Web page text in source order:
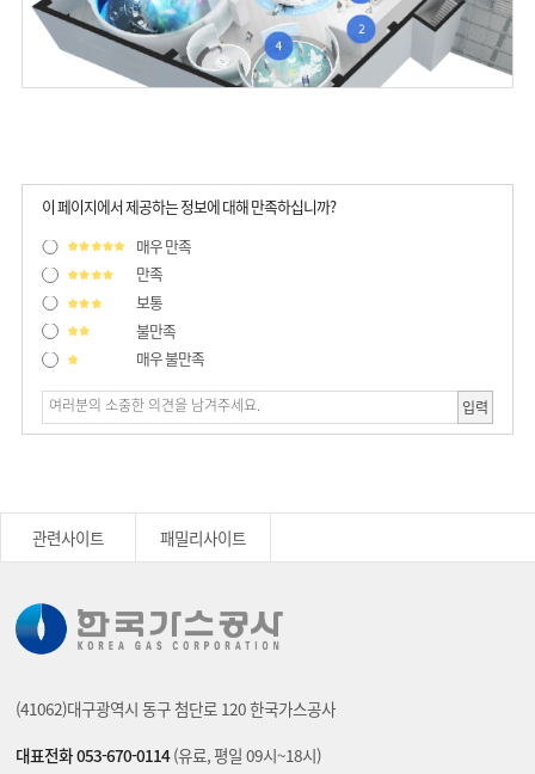
이 페이지에서 제공하는 정보에 대해 만족하십니까?
매우 만족
만족
보통
불만족
매우 불만족
입력
관련사이트 패밀리사이트
(41062)대구광역시 동구 첨단로 120 한국가스공사
대표전화 053-670-0114(유료, 평일 09시~18시)